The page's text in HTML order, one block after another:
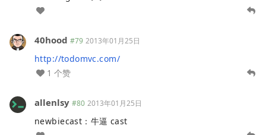
40hood #79 2013年01月25日
http://todomvc.com/
1 个赞
allenlsy #80 2013年01月25日
newbiecast：牛逼 cast